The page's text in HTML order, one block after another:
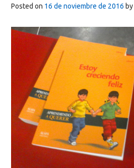
Posted on 16 de noviembre de 2016 by